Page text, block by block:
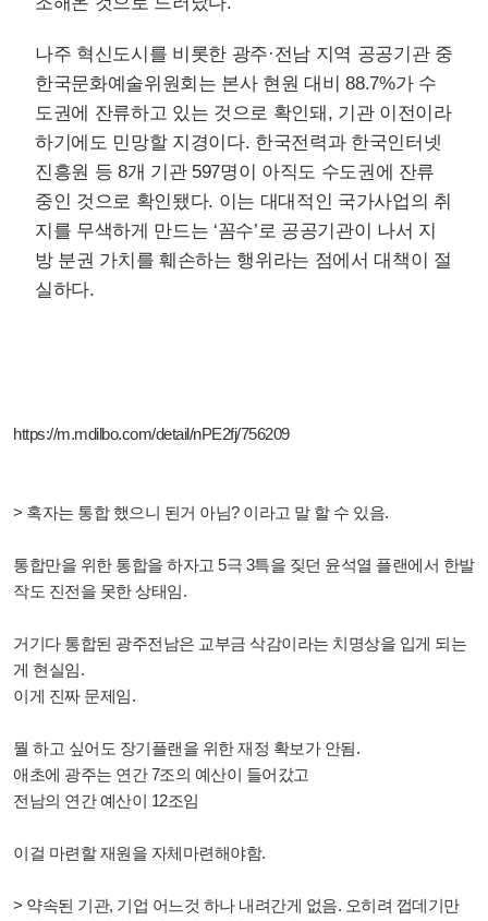
나주 혁신도시를 비롯한 광주·전남 지역 공공기관 중
한국문화예술위원회는 본사 현원 대비 88.7%가 수
도권에 잔류하고 있는 것으로 확인돼, 기관 이전이라
하기에도 민망할 지경이다. 한국전력과 한국인터넷
진흥원 등 8개 기관 597명이 아직도 수도권에 잔류
중인 것으로 확인됐다. 이는 대대적인 국가사업의 취
지를 무색하게 만드는 ‘꼼수’로 공공기관이 나서 지
방 분권 가치를 훼손하는 행위라는 점에서 대책이 절
실하다.
https://m.mdilbo.com/detail/nPE2fj/756209
> 혹자는 통합 했으니 된거 아님? 이라고 말 할 수 있음.
통합만을 위한 통합을 하자고 5극 3특을 짖던 윤석열 플랜에서 한발
작도 진전을 못한 상태임.
거기다 통합된 광주전남은 교부금 삭감이라는 치명상을 입게 되는
게 현실임.
이게 진짜 문제임.
뭘 하고 싶어도 장기플랜을 위한 재정 확보가 안됨.
애초에 광주는 연간 7조의 예산이 들어갔고
전남의 연간 예산이 12조임
이걸 마련할 재원을 자체마련해야함.
> 약속된 기관, 기업 어느것 하나 내려간게 없음. 오히려 껍데기만